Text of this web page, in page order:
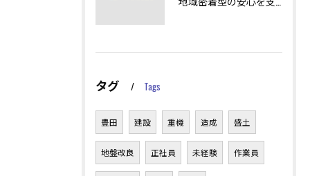
タグ Tags
豊田 建設 重機 造成 盛土
地盤改良 正社員 未経験 作業員